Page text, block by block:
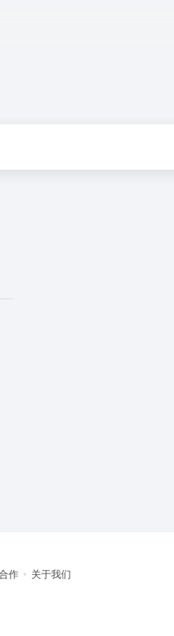
作 关于我们